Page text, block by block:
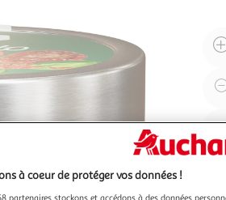
à coeur de protéger vos données !